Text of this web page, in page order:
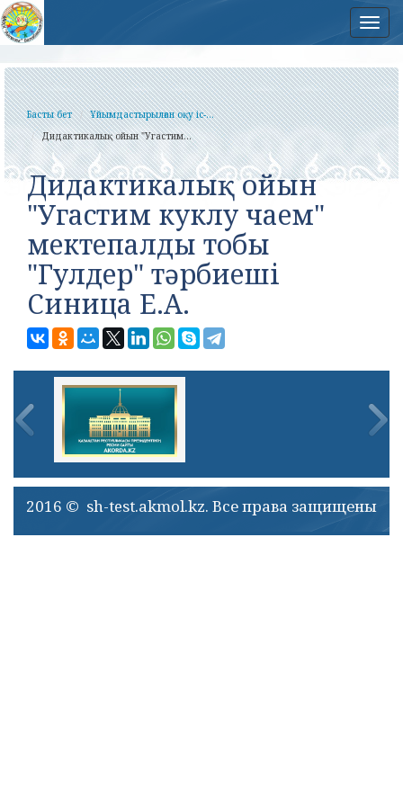
Басты бет
Ұйымдастырылған оқу іс-...
Дидактикалық ойын "Угастим...
Дидактикалық ойын
"Угастим куклу чаем"
мектепалды тобы
"Гулдер" тәрбиеші
Синица Е.А.
2016 © sh-test.akmol.kz. Все права защищены